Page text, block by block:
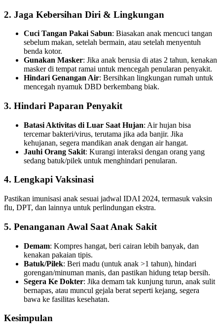
2. Jaga Kebersihan Diri & Lingkungan
Cuci Tangan Pakai Sabun: Biasakan anak mencuci tangan
sebelum makan, setelah bermain, atau setelah menyentuh
benda kotor.
Gunakan Masker: Jika anak berusia di atas 2 tahun, kenakan
masker di tempat ramai untuk mencegah penularan penyakit.
Hindari Genangan Air: Bersihkan lingkungan rumah untuk
mencegah nyamuk DBD berkembang biak.
3. Hindari Paparan Penyakit
Batasi Aktivitas di Luar Saat Hujan: Air hujan bisa
tercemar bakteri/virus, terutama jika ada banjir. Jika
kehujanan, segera mandikan anak dengan air hangat.
Jauhi Orang Sakit: Kurangi interaksi dengan orang yang
sedang batuk/pilek untuk menghindari penularan.
4. Lengkapi Vaksinasi
Pastikan imunisasi anak sesuai jadwal IDAI 2024, termasuk vaksin
flu, DPT, dan lainnya untuk perlindungan ekstra.
5. Penanganan Awal Saat Anak Sakit
Demam: Kompres hangat, beri cairan lebih banyak, dan
kenakan pakaian tipis.
Batuk/Pilek: Beri madu (untuk anak >1 tahun), hindari
gorengan/minuman manis, dan pastikan hidung tetap bersih.
Segera Ke Dokter: Jika demam tak kunjung turun, anak sulit
bernapas, atau muncul gejala berat seperti kejang, segera
bawa ke fasilitas kesehatan.
Kesimpulan